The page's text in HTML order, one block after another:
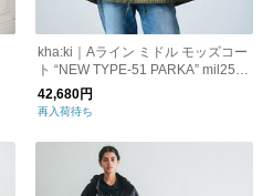
kha:ki｜Aライン ミドル モッズコー
ト “NEW TYPE-51 PARKA” mil25fjk
3051-ms
42,680円
再入荷待ち